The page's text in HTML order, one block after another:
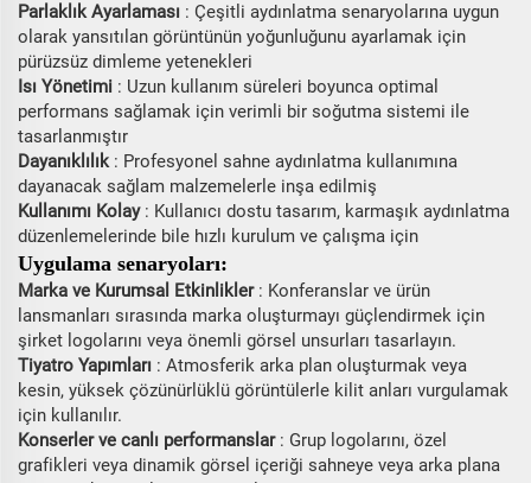
Parlaklık Ayarlaması : Çeşitli aydınlatma senaryolarına uygun
olarak yansıtılan görüntünün yoğunluğunu ayarlamak için
pürüzsüz dimleme yetenekleri
Isı Yönetimi : Uzun kullanım süreleri boyunca optimal
performans sağlamak için verimli bir soğutma sistemi ile
tasarlanmıştır
Dayanıklılık : Profesyonel sahne aydınlatma kullanımına
dayanacak sağlam malzemelerle inşa edilmiş
Kullanımı Kolay : Kullanıcı dostu tasarım, karmaşık aydınlatma
düzenlemelerinde bile hızlı kurulum ve çalışma için
Uygulama senaryoları:
Marka ve Kurumsal Etkinlikler : Konferanslar ve ürün
lansmanları sırasında marka oluşturmayı güçlendirmek için
şirket logolarını veya önemli görsel unsurları tasarlayın.
Tiyatro Yapımları : Atmosferik arka plan oluşturmak veya
kesin, yüksek çözünürlüklü görüntülerle kilit anları vurgulamak
için kullanılır.
Konserler ve canlı performanslar : Grup logolarını, özel
grafikleri veya dinamik görsel içeriği sahneye veya arka plana